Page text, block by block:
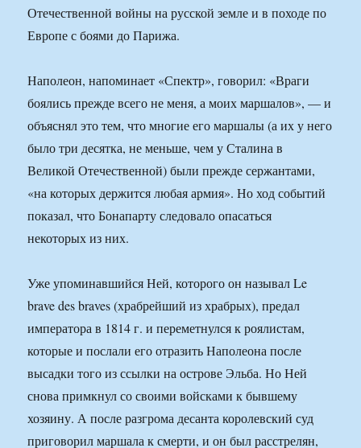
Отечественной войны на русской земле и в походе по
Европе с боями до Парижа.
Наполеон, напоминает «Спектр», говорил: «Враги
боялись прежде всего не меня, а моих маршалов», — и
объяснял это тем, что многие его маршалы (а их у него
было три десятка, не меньше, чем у Сталина в
Великой Отечественной) были прежде сержантами,
«на которых держится любая армия». Но ход событий
показал, что Бонапарту следовало опасаться
некоторых из них.
Уже упоминавшийся Ней, которого он называл Le
brave des braves (храбрейший из храбрых), предал
императора в 1814 г. и переметнулся к роялистам,
которые и послали его отразить Наполеона после
высадки того из ссылки на острове Эльба. Но Ней
снова примкнул со своими войсками к бывшему
хозяину. А после разгрома десанта королевский суд
приговорил маршала к смерти, и он был расстрелян,